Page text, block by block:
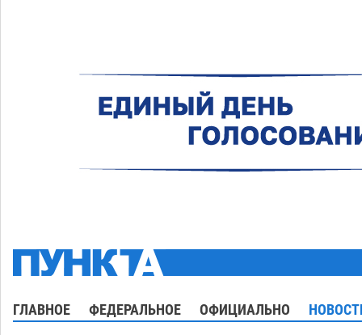
ГЛАВНОЕ ФЕДЕРАЛЬНОЕ ОФИЦИАЛЬНО